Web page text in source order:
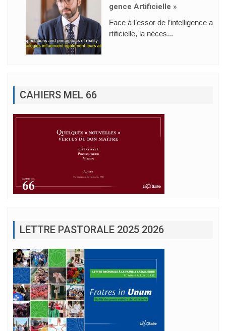
Gence Artificielle »
Face à l’essor de l’intelligence a
rtificielle, la néces...
CAHIERS MEL 66
LETTRE PASTORALE 2025 2026